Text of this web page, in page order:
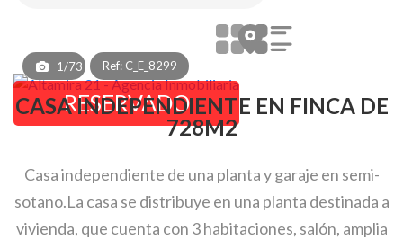
1/73 Ref: C_E_8299
RESERVADO
CASA INDEPENDIENTE EN FINCA DE
728M2
Casa independiente de una planta y garaje en semi-
sotano.La casa se distribuye en una planta destinada a
vivienda, que cuenta con 3 habitaciones, salón, amplia